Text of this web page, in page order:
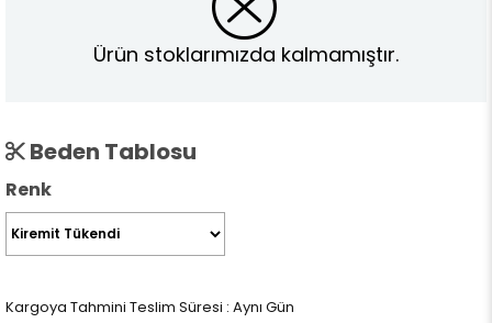
Ürün stoklarımızda kalmamıştır.
Beden Tablosu
Renk
Kargoya Tahmini Teslim Süresi : Aynı Gün